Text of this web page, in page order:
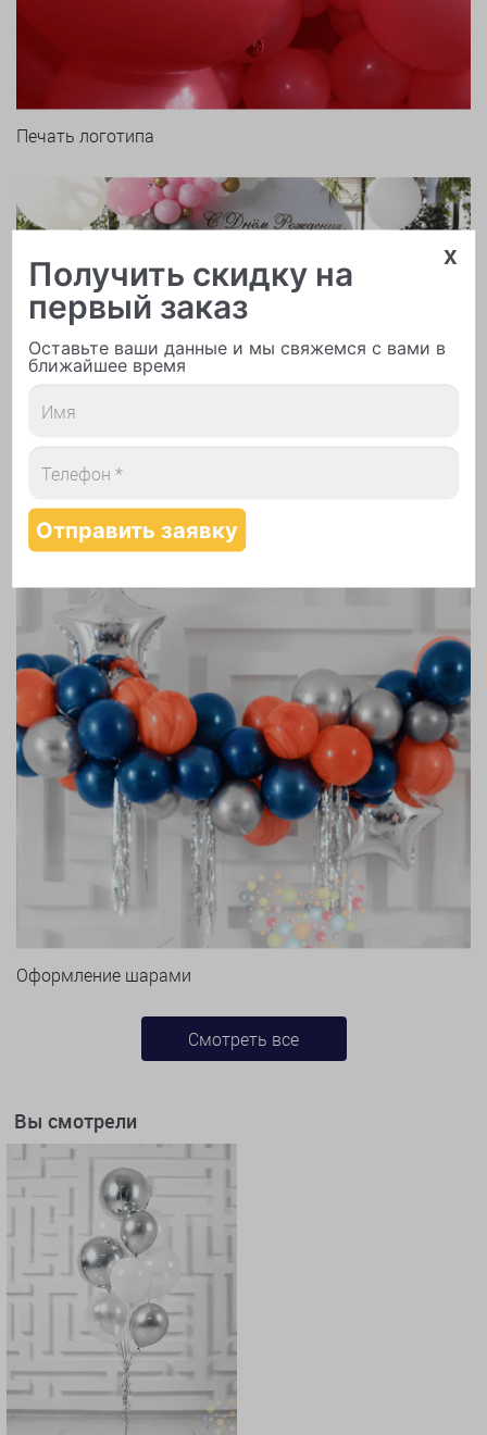
Печать логотипа
Арки и гирлянды из шаров
Надутие шаров гелием
Оформление шарами
Смотреть все
Вы смотрели
x
Получить скидку на
первый заказ
Оставьте ваши данные и мы свяжемся с вами в
ближайшее время